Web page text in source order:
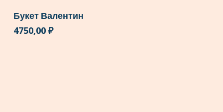
Букет Валентин
4750,00 ₽